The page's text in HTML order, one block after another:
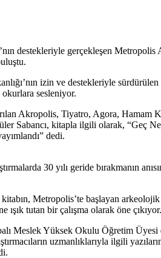
destekleriyle gerçekleşen
izin ve destekleriyle
sesleniyor.
Akropolis, Tiyatro, Agora,
Sabancı, kitapla ilgili olarak, “Geç
dedi.
30 yılı geride bırakmanın
Metropolis’te başlayan
ışık tutan bir çalışma olarak öne çıkıyor.
Yüksek Okulu Öğretim Üyesi
uzmanlıklarıyla ilgili